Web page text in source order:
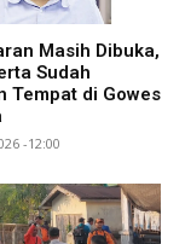
Masih Dibuka,
Sudah
Tempat di Gowes
-12:00